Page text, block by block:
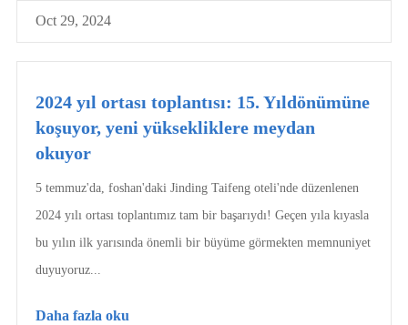
Oct 29, 2024
2024 yıl ortası toplantısı: 15. Yıldönümüne
koşuyor, yeni yüksekliklere meydan
okuyor
5 temmuz'da, foshan'daki Jinding Taifeng oteli'nde düzenlenen
2024 yılı ortası toplantımız tam bir başarıydı! Geçen yıla kıyasla
bu yılın ilk yarısında önemli bir büyüme görmekten memnuniyet
duyuyoruz...
Daha fazla oku